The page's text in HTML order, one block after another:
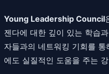
Young Leadership Council
젠다에 대한 깊이 있는 학습
자들과의 네트워킹 기회를
에도 실질적인 도움을 주는